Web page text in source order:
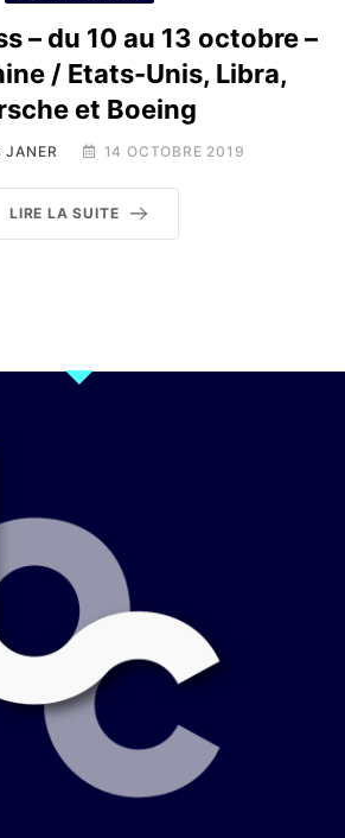
– du 10 au 13 octobre –
/ Etats-Unis, Libra,
et Boeing
JANER 14 OCTOBRE 2019
LIRE LA SUITE